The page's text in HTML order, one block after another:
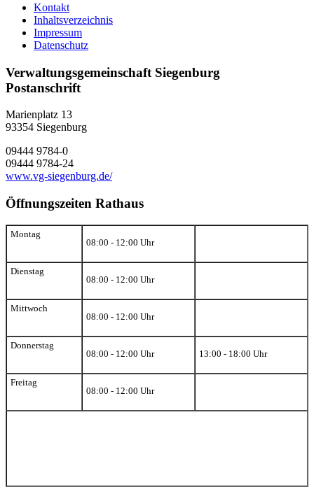
Kontakt
Inhaltsverzeichnis
Impressum
Datenschutz
Verwaltungsgemeinschaft Siegenburg
Postanschrift
Marienplatz 13
93354 Siegenburg
09444 9784-0
09444 9784-24
www.vg-siegenburg.de/
Öffnungszeiten Rathaus
Montag
08:00 - 12:00 Uhr
Dienstag
08:00 - 12:00 Uhr
Mittwoch
08:00 - 12:00 Uhr
Donnerstag
08:00 - 12:00 Uhr
13:00 - 18:00 Uhr
Freitag
08:00 - 12:00 Uhr